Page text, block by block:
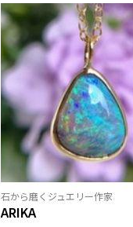
石から磨くジュエリー作家
ARIKA